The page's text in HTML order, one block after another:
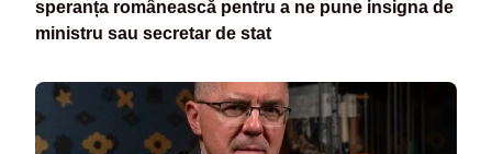
speranța românească pentru a ne pune insigna de
ministru sau secretar de stat